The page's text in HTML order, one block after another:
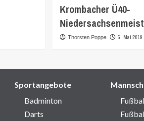
Krombacher Ü40-
Thorsten Poppe 5. Mai 2019
Sportangebote
Badminton
Darts